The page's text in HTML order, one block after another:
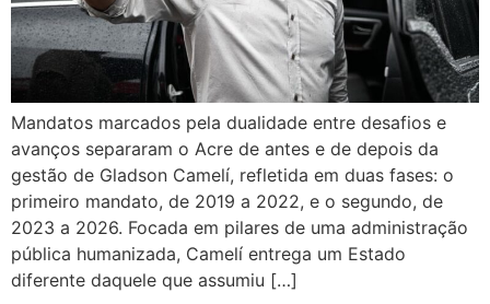
Mandatos marcados pela dualidade entre desafios e
avanços separaram o Acre de antes e de depois da
gestão de Gladson Camelí, refletida em duas fases: o
primeiro mandato, de 2019 a 2022, e o segundo, de
2023 a 2026. Focada em pilares de uma administração
pública humanizada, Camelí entrega um Estado
diferente daquele que assumiu […]